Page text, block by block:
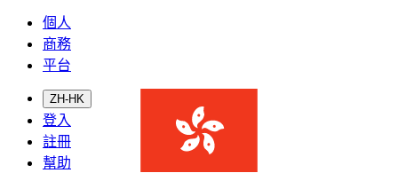
個人
商務
平台
ZH-HK
登入
註冊
幫助